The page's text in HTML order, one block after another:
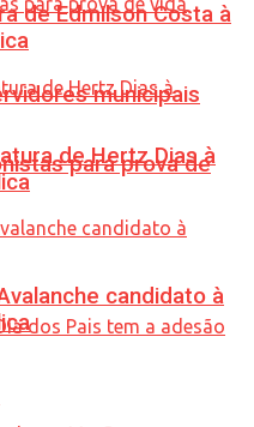
municipais
para prova de
de Edmilson Costa à
de Hertz Dias à
candidato à